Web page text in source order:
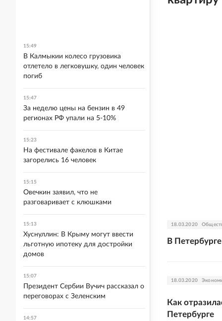
18.03.2020
В
18.03.2020
Как
Петербурге
15:49
В Калмыкии колесо грузовика
отлетело в легковушку, один человек
погиб
15:47
За неделю цены на бензин в 49
регионах РФ упали на 5-10%
15:23
На фестивале факелов в Китае
загорелись 16 человек
15:15
Овечкин заявил, что не
разговаривает с клюшками
15:13
Хуснуллин: В Крыму могут ввести
льготную ипотеку для достройки
домов
15:07
Президент Сербии Вучич рассказал о
переговорах с Зеленским
14:57